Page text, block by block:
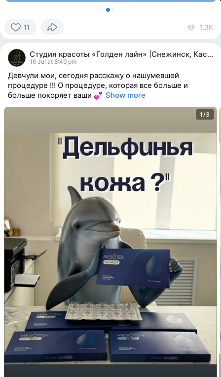
11
people
reacted
1.3K
Студия красоты «Голден лайн» |Снежинск, Касли
16 Jul at 8:49 pm
Девчули мои, сегодня расскажу о нашумевшей
процедуре !!! О процедуре, которая все больше и
больше покоряет ваши
Show more
1/3